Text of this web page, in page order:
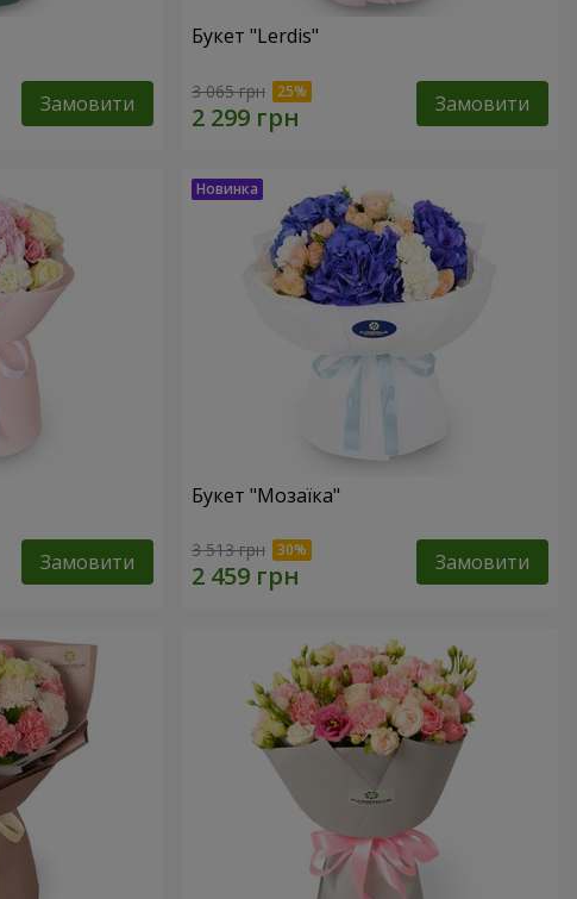
Замовити
Букет "Lerdis"
3 065 грн Замовити
Замовити
Букет "Мозаїка"
3 513 грн Замовити